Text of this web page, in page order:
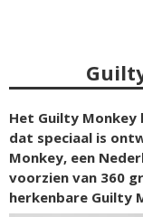
Het Guilty Monkey
dat speciaal is
Monkey, een
voorzien van 360
herkenbare Guilty